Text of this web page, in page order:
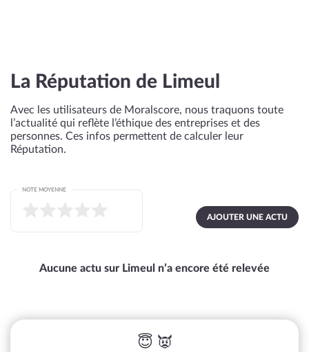
La Réputation de Limeul
Avec les utilisateurs de Moralscore, nous traquons toute
l’actualité qui reflète l’éthique des entreprises et des
personnes. Ces infos permettent de calculer leur
Réputation.
AJOUTER UNE ACTU
NOTE MOYENNE
Aucune actu sur Limeul n’a encore été relevée
😇 👿